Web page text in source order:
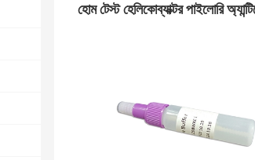
হোম টেস্ট হেলিকোব্যাক্টর পাইলোরি